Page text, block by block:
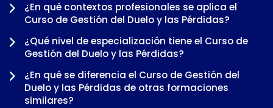
¿En qué contextos profesionales se aplica el
Curso de Gestión del Duelo y las Pérdidas?
¿Qué nivel de especialización tiene el Curso de
Gestión del Duelo y las Pérdidas?
¿En qué se diferencia el Curso de Gestión del
Duelo y las Pérdidas de otras formaciones
similares?